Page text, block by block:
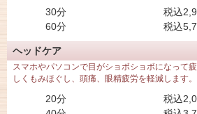
30分
税込
60分
税込
ヘッドケア
スマホやパソコンで目がショボショボになって
しくもみほぐし、頭痛、眼精疲労を軽減します。
20分
税込